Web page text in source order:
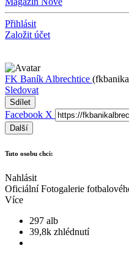
Přihlásit
Založit účet
FK Baník Albrechtice
Sledovat
Sdílet
Facebook X
Další
Tuto osobu chci:
Nahlásit
Oficiální Fotogalerie
Více
297 alb
39,8k zhlédnutí